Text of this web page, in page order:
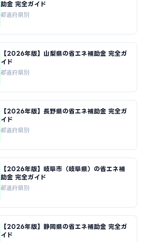
助金 完全ガイド
都道府県別
【2026年版】山梨県の省エネ補助金 完全ガ
イド
都道府県別
【2026年版】長野県の省エネ補助金 完全ガ
イド
都道府県別
【2026年版】岐阜市（岐阜県）の省エネ補
助金 完全ガイド
都道府県別
【2026年版】静岡県の省エネ補助金 完全ガ
イド